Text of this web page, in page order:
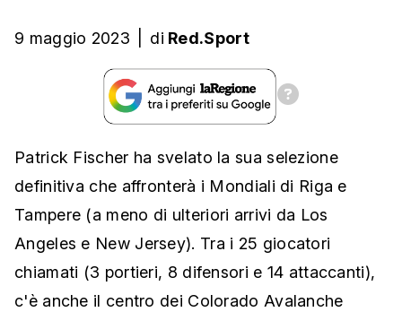
9 maggio 2023 di Red.Sport
Patrick Fischer ha svelato la sua selezione
definitiva che affronterà i Mondiali di Riga e
Tampere (a meno di ulteriori arrivi da Los
Angeles e New Jersey). Tra i 25 giocatori
chiamati (3 portieri, 8 difensori e 14 attaccanti),
c'è anche il centro dei Colorado Avalanche